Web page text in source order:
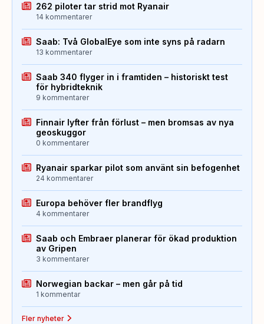
262 piloter tar strid mot Ryanair
14 kommentarer
Saab: Två GlobalEye som inte syns på radarn
13 kommentarer
Saab 340 flyger in i framtiden – historiskt test
för hybridteknik
9 kommentarer
Finnair lyfter från förlust – men bromsas av nya
geoskuggor
0 kommentarer
Ryanair sparkar pilot som använt sin befogenhet
24 kommentarer
Europa behöver fler brandflyg
4 kommentarer
Saab och Embraer planerar för ökad produktion
av Gripen
3 kommentarer
Norwegian backar – men går på tid
1 kommentar
Fler nyheter